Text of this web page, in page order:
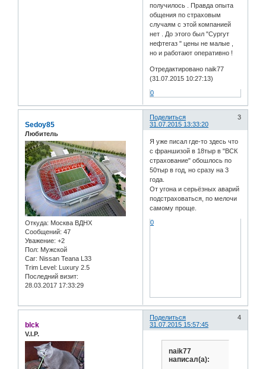
получилось . Правда опыта
общения по страховым
случаям с этой компанией
нет . До этого был "Сургут
нефтегаз " цены не малые ,
но и работают оперативно !
Отредактировано naik77
(31.07.2015 10:27:13)
0
Поделиться
3
31.07.2015 13:33:20
Sedoy85
Любитель
Откуда: Москва ВДНХ
Сообщений: 47
Уважение: +2
Пол: Мужской
Car: Nissan Teana L33
Trim Level: Luxury 2.5
Последний визит:
28.03.2017 17:33:29
Я уже писал где-то здесь что
с франшизой в 18тыр в "ВСК
страхование" обошлось по
50тыр в год, но сразу на 3
года.
От угона и серьёзных аварий
подстраховаться, по мелочи
самому проще.
0
Поделиться
4
31.07.2015 15:57:45
blck
V.I.P.
naik77
написал(а):